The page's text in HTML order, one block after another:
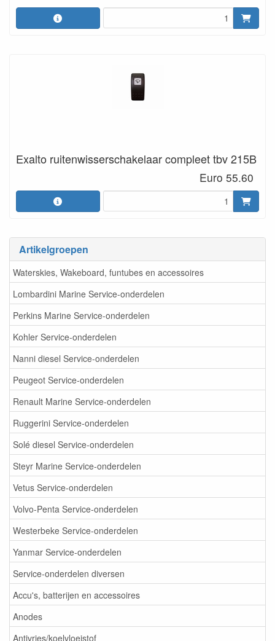
Artikelgroepen
Waterskies, Wakeboard, funtubes en accessoires
Lombardini Marine Service-onderdelen
Perkins Marine Service-onderdelen
Kohler Service-onderdelen
Nanni diesel Service-onderdelen
Peugeot Service-onderdelen
Renault Marine Service-onderdelen
Ruggerini Service-onderdelen
Solé diesel Service-onderdelen
Steyr Marine Service-onderdelen
Vetus Service-onderdelen
Volvo-Penta Service-onderdelen
Westerbeke Service-onderdelen
Yanmar Service-onderdelen
Service-onderdelen diversen
Accu's, batterijen en accessoires
Anodes
Antivries/koelvloeistof
Exalto ruitenwisserschakelaar compleet tbv 215B
Euro 55.60